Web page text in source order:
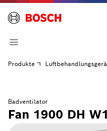
Produkte
Badventilator
Fan 1900 DH